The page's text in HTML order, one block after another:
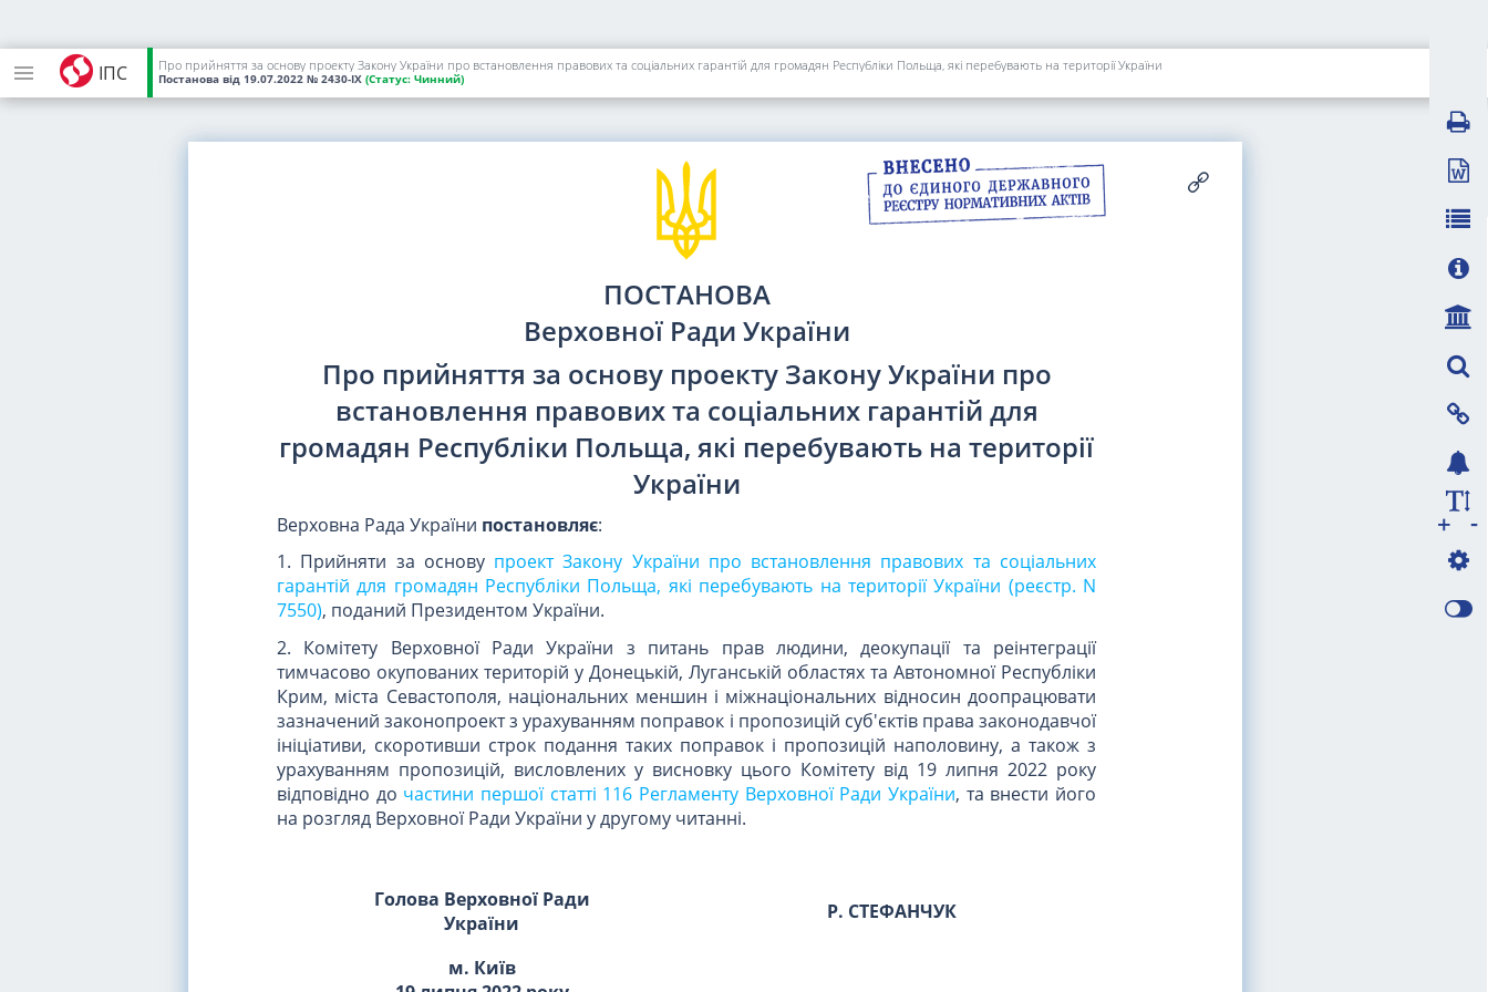
ІПС Про прийняття за основу проекту Закону України про встановлення правових та соціальних гарантій для громадян Республіки Польща, які перебувають на території України
Постанова від 19.07.2022 № 2430-IX (Статус: Чинний)
ПОСТАНОВА
Верховної Ради України
Про прийняття за основу проекту Закону України про
встановлення правових та соціальних гарантій для
громадян Республіки Польща, які перебувають на території
України
Верховна Рада України постановляє:
1. Прийняти за основу проект Закону України про встановлення правових та соціальних
гарантій для громадян Республіки Польща, які перебувають на території України (реєстр. N
7550), поданий Президентом України.
2. Комітету Верховної Ради України з питань прав людини, деокупації та реінтеграції
тимчасово окупованих територій у Донецькій, Луганській областях та Автономної Республіки
Крим, міста Севастополя, національних меншин і міжнаціональних відносин доопрацювати
зазначений законопроект з урахуванням поправок і пропозицій суб'єктів права законодавчої
ініціативи, скоротивши строк подання таких поправок і пропозицій наполовину, а також з
урахуванням пропозицій, висловлених у висновку цього Комітету від 19 липня 2022 року
відповідно до частини першої статті 116 Регламенту Верховної Ради України, та внести його
на розгляд Верховної Ради України у другому читанні.
Голова Верховної Ради
України
Р. СТЕФАНЧУК
м. Київ
-
+